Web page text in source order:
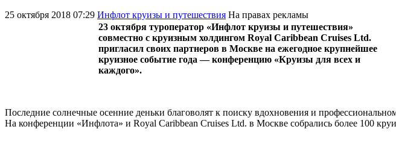
25 октября 2018 07:29 Инфлот круизы и путешествия На правах рекламы
23 октября туроператор «Инфлот круизы и путешествия»
совместно с круизным холдингом Royal Caribbean Cruises Ltd.
пригласил своих партнеров в Москве на ежегодное крупнейшее
круизное событие года — конференцию «Круизы для всех и
каждого».
Последние солнечные осенние деньки благоволят к поиску вдохновения и
На конференции «Инфлота» и Royal Caribbean Cruises Ltd. в Москве собрались более 100